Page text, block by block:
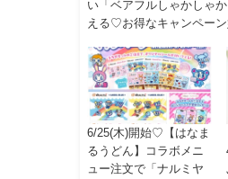
い「ベアフルしゃかしゃ
える♡お得なキャンペーン
6/25(木)開始♡【はなま
るうどん】コラボメニ
ュー注文で「ナルミヤ